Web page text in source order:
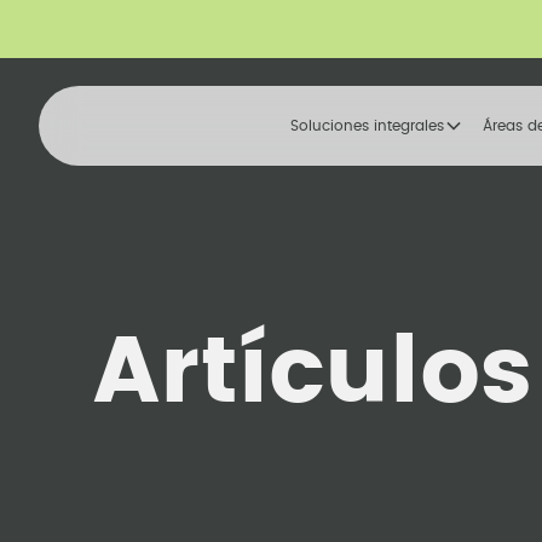
Soluciones integrales Áreas